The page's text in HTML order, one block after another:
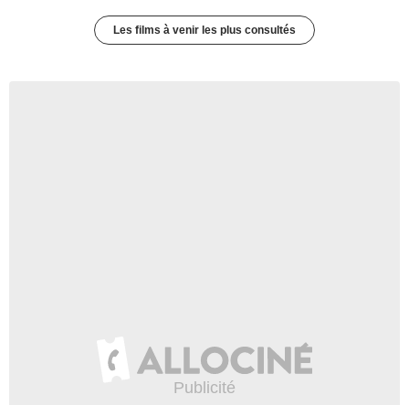
Les films à venir les plus consultés